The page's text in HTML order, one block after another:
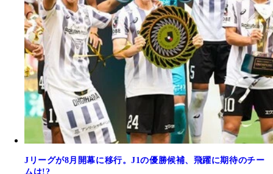
Jリーグが8月開幕に移行。J1の優勝候補、飛躍に期待のチー
ムは!?